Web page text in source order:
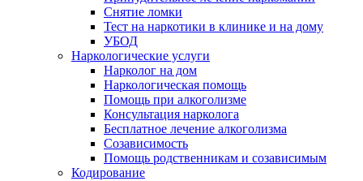
Снятие ломки
Тест на наркотики в клинике и на дому
УБОД
Наркологические услуги
Нарколог на дом
Наркологическая помощь
Помощь при алкоголизме
Консультация нарколога
Бесплатное лечение алкоголизма
Созависимость
Помощь родственникам и созависимым
Кодирование